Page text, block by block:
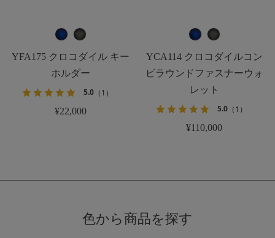
YFA175 クロコダイル キー
ホルダー
5.0 （1）
¥22,000
YCA114 クロコダイルコン
ビラウンドファスナーウォ
レット
5.0（1）
¥110,000
色から商品を探す